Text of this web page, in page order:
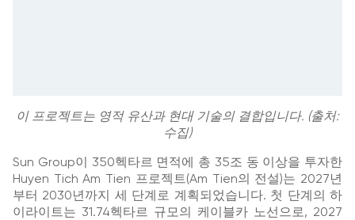
이 프로젝트는 영적 유산과 현대 기술의 결합입니다. (출처:
수집)
Sun Group이 350헥타르 면적에 총 35조 동 이상을 투자한
Huyen Tich Am Tien 프로젝트(Am Tien의 전설)는 2027년
부터 2030년까지 세 단계로 계획되었습니다. 첫 단계의 하
이라이트는 31.74헥타르 규모의 케이블카 노선으로, 2027